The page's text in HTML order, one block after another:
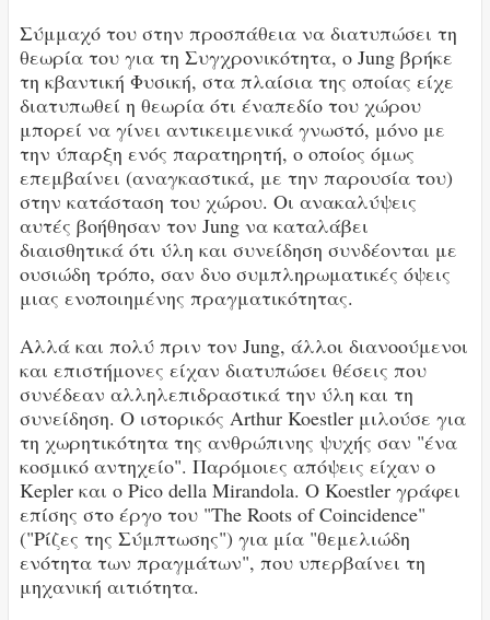
Σύμμαχό του στην προσπάθεια να διατυπώσει τη
θεωρία του για τη Συγχρονικότητα, ο Jung βρήκε
τη κβαντική Φυσική, στα πλαίσια της οποίας είχε
διατυπωθεί η θεωρία ότι έναπεδίο του χώρου
μπορεί να γίνει αντικειμενικά γνωστό, μόνο με
την ύπαρξη ενός παρατηρητή, ο οποίος όμως
επεμβαίνει (αναγκαστικά, με την παρουσία του)
στην κατάσταση του χώρου. Οι ανακαλύψεις
αυτές βοήθησαν τον Jung να καταλάβει
διαισθητικά ότι ύλη και συνείδηση συνδέονται με
ουσιώδη τρόπο, σαν δυο συμπληρωματικές όψεις
μιας ενοποιημένης πραγματικότητας.
Αλλά και πολύ πριν τον Jung, άλλοι διανοούμενοι
και επιστήμονες είχαν διατυπώσει θέσεις που
συνέδεαν αλληλεπιδραστικά την ύλη και τη
συνείδηση. Ο ιστορικός Arthur Koestler μιλούσε για
τη χωρητικότητα της ανθρώπινης ψυχής σαν "ένα
κοσμικό αντηχείο". Παρόμοιες απόψεις είχαν ο
Kepler και ο Pico della Mirandola. Ο Koestler γράφει
επίσης στο έργο του "The Roots of Coincidence"
("Ρίζες της Σύμπτωσης") για μία "θεμελιώδη
ενότητα των πραγμάτων", που υπερβαίνει τη
μηχανική αιτιότητα.